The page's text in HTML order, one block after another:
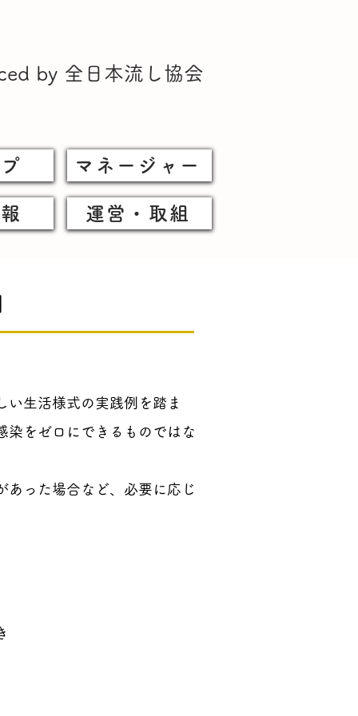
by 全日本流し協会
マネージャー
運営・取組
生活様式の実践例を踏ま
染をゼロにできるものではな
あった場合など、必要に応じ